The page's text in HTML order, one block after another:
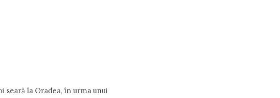
seară la Oradea, în urma unui